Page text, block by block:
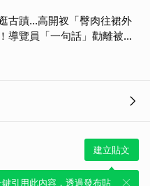
古蹟…高開衩「臀肉往裙外
導覽員「一句話」勸離被狂
建立貼文
引用此內容，透過發布貼